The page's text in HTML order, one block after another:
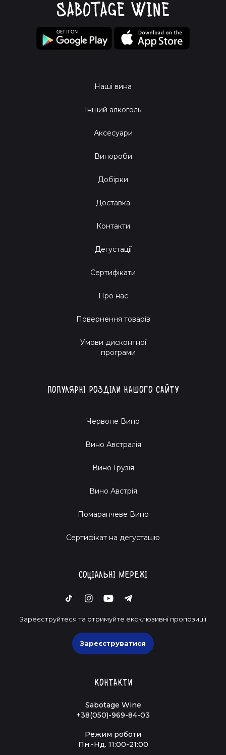
Наші вина
Інший алкоголь
Аксесуари
Винороби
Добірки
Доставка
Контакти
Дегустації
Сертифікати
Про нас
Повернення товарів
Умови дисконтної
програми
Популярні розділи нашого сайту
Червоне Вино
Вино Австралія
Вино Грузія
Вино Австрія
Помаранчеве Вино
Cертифікат на дегустацію
Соціальні мережі
Зареєструйтеся та отримуйте ексклюзивні пропозиції
Зареєструватися
Контакти
Sabotage Wine
+38(050)-969-84-03
Режим роботи
Пн.-Нд. 11:00-21:00